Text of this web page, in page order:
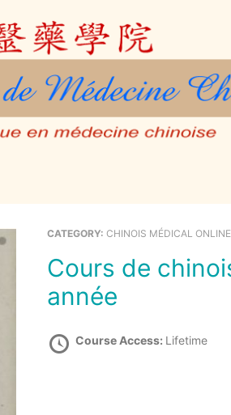
CATEGORY:CHINOIS MÉDICAL ONLINE
Cours de chinois médical Classique – 2ème
année
Course Access: Lifetime